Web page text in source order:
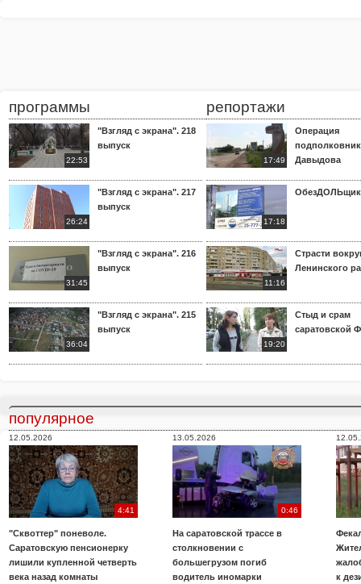
программы
22:53
"Взгляд с экрана". 218
выпуск
26:24
"Взгляд с экрана". 217
выпуск
31:45
"Взгляд с экрана". 216
выпуск
36:04
"Взгляд с экрана". 215
выпуск
репортажи
17:49
Операция
Давыдова
17:18
11:16
Страсти
Ленинского
19:20
Стыд и срам
саратовской
популярное
12.05.2026
4:41
"Сквоттер" поневоле.
Саратовскую пенсионерку
лишили купленной четверть
века назад комнаты
13.05.2026
0:46
На саратовской трассе в
столкновении с
большегрузом погиб
водитель иномарки
к